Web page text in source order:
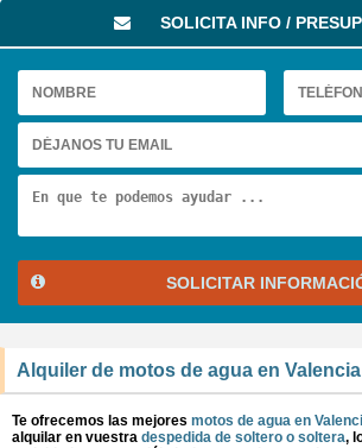
SOLICITA INFO /
SOLICITAR
Alquiler de motos de agua en Valencia
Te ofrecemos las mejores motos de agua en
alquilar en vuestra despedida de soltero o soltera,